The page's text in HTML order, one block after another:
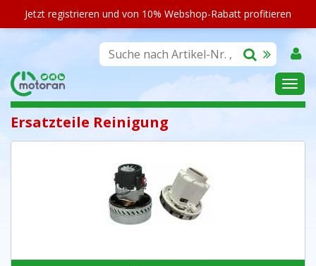
Jetzt registrieren und von 10% Webshop-Rabatt profitieren
SORTIMENT
Ersatzteile Reinigung